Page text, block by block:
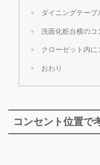
ダイニングテー
洗面化粧台横のコ
クローゼット内に
おわり
コンセント位置で